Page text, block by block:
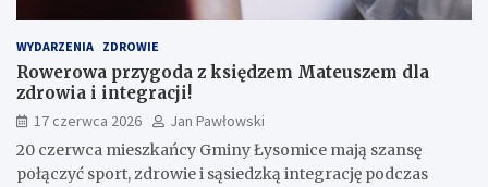
WYDARZENIA ZDROWIE
Rowerowa przygoda z księdzem Mateuszem dla
zdrowia i integracji!
17 czerwca 2026
Jan Pawłowski
20 czerwca mieszkańcy Gminy Łysomice mają szansę
połączyć sport, zdrowie i sąsiedzką integrację podczas